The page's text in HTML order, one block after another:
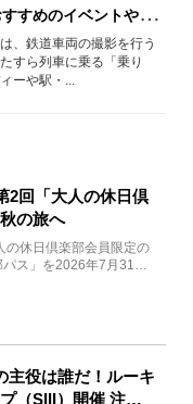
すめのイベントやグ
、鉄道車両の撮影を行う
すら列車に乗る「乗り
ーや駅・...
2回「大人の休日倶
の旅へ
の休日倶楽部会員限定の
パス」を2026年7月31日
主役は誰だ！ルーキ
（SIII）開催 注目